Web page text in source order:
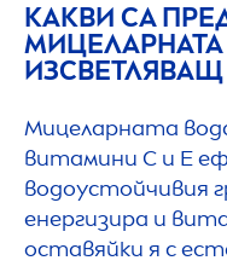
КАКВИ СА
МИЦЕЛАРНАТА
Мицеларната
витамини С и Е
водоустойчивия
енергизира и
оставяйки я с